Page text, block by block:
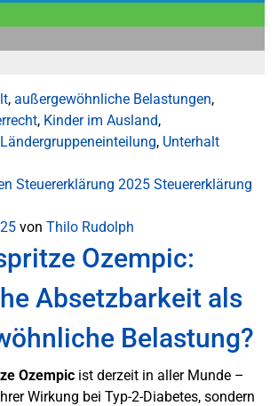
, außergewöhnliche Belastungen,
, Kinder im Ausland,
Ländergruppeneinteilung, Unterhalt
Steuererklärung 2025 Steuererklärung
von Thilo Rudolph
Ozempic:
Absetzbarkeit als
Belastung?
Ozempic ist derzeit in aller Munde –
Wirkung bei Typ-2-Diabetes, sondern